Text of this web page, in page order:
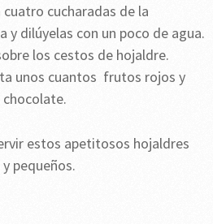
cucharadas de la
y dilúyelas con un poco de agua.
los cestos de hojaldre.
unos cuantos frutos rojos y
estos apetitosos hojaldres
pequeños.